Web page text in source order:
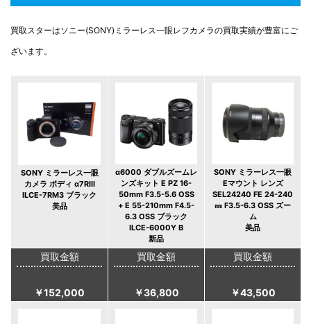
買取スターはソニー(SONY)ミラーレス一眼レフカメラの買取実績が豊富にご
ざいます。
SONY ミラーレス一眼
カメラ ボディ α7RIII
ILCE-7RM3 ブラック
美品
α6000 ダブルズームレ
ンズキット E PZ 16-
50mm F3.5-5.6 OSS
+ E 55-210mm F4.5-
6.3 OSS ブラック
ILCE-6000Y B
新品
SONY ミラーレス一眼
Eマウント レンズ
SEL24240 FE 24-240
㎜ F3.5-6.3 OSS ズー
ム
美品
買取金額
￥152,000
買取金額
￥36,800
買取金額
￥43,500